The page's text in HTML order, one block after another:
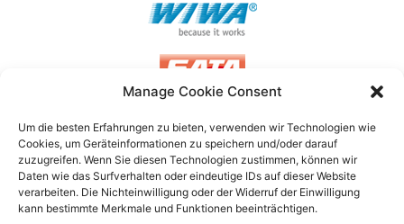
Manage Cookie Consent
Um die besten Erfahrungen zu bieten, verwenden wir Technologien wie
Cookies, um Geräteinformationen zu speichern und/oder darauf
zuzugreifen. Wenn Sie diesen Technologien zustimmen, können wir
Daten wie das Surfverhalten oder eindeutige IDs auf dieser Website
verarbeiten. Die Nichteinwilligung oder der Widerruf der Einwilligung
kann bestimmte Merkmale und Funktionen beeinträchtigen.
FLUIDSYSTEMS GMBH & CO. KG
Daimlerstraße 14A, 41564 Kaarst
+49 (0)2131/ 59632-0